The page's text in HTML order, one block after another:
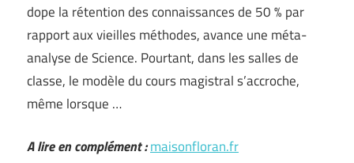
dope la rétention des connaissances de 50 % par
rapport aux vieilles méthodes, avance une méta-
analyse de Science. Pourtant, dans les salles de
classe, le modèle du cours magistral s’accroche,
même lorsque …
A lire en complément :maisonfloran.fr